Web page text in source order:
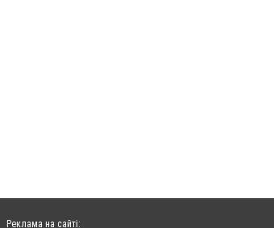
Реклама на сайті: